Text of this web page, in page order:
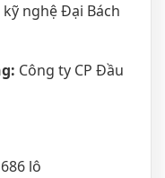
nghệ Đại Bách
Công ty CP Đầu
686 lô